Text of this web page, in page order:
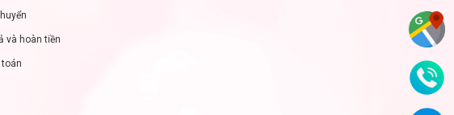
và hoàn tiền
toán